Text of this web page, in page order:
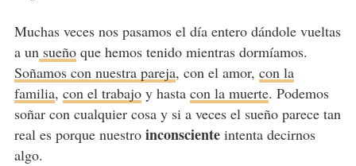
Muchas veces nos pasamos el día entero dándole vueltas
a unsueñoque hemos tenido mientras dormíamos.
Soñamos con nuestra pareja, con el amor, con la
familia, con el trabajoy hasta con la muerte. Podemos
soñar con cualquier cosa y si a veces el sueño parece tan
real es porque nuestro inconscienteintenta decirnos
algo.